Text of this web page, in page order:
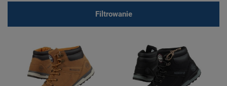
Filtrowanie